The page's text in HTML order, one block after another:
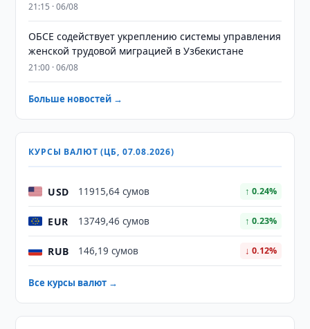
21:15 · 06/08
ОБСЕ содействует укреплению системы управления
женской трудовой миграцией в Узбекистане
21:00 · 06/08
Больше новостей →
КУРСЫ ВАЛЮТ (ЦБ, 07.08.2026)
USD 11915,64 сумов ↑ 0.24%
EUR 13749,46 сумов ↑ 0.23%
RUB 146,19 сумов ↓ 0.12%
Все курсы валют →